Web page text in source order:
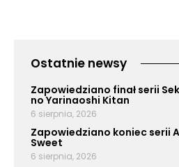
Ostatnie newsy
Zapowiedziano finał serii
no Yarinaoshi Kitan
6 sierpnia, 2026
Zapowiedziano koniec serii
Sweet
6 sierpnia, 2026